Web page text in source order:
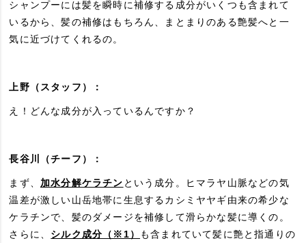
シャンプーには髪を瞬時に補修する成分がいくつも含まれて
いるから、髪の補修はもちろん、まとまりのある艶髪へと一
気に近づけてくれるの。
上野（スタッフ）：
え！どんな成分が入っているんですか？
長谷川（チーフ）：
まず、 加水分解ケラチン という成分。ヒマラヤ山脈などの気
温差が激しい山岳地帯に生息するカシミヤヤギ由来の希少な
ケラチンで、髪のダメージを補修して滑らかな髪に導くの。
さらに、 シルク成分（※1）
も含まれていて髪に艶と指通りの